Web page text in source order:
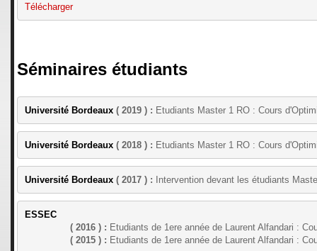
Télécharger
Séminaires étudiants
Université Bordeaux ( 2019 ) : Etudiants Master 1 RO : Cours
Université Bordeaux ( 2018 ) : Etudiants Master 1 RO : Cours
Université Bordeaux ( 2017 ) : Intervention devant les étudiants
ESSEC
		( 2016 ) :
Etudiants de 1ere année de Laurent Alfandari :
( 2015 ) : Etudiants de 1ere année de Laurent Alfandari :